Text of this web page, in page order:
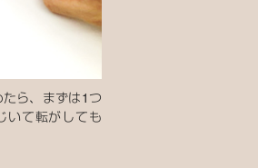
ら、まずは1つ
いて転がしても